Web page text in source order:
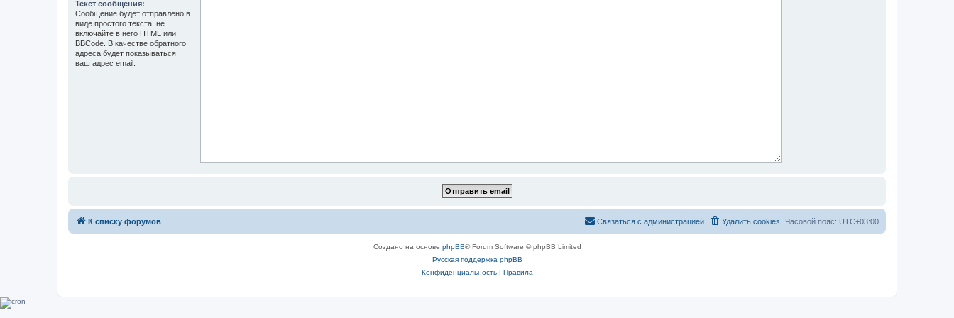
Текст сообщения:
Сообщение будет отправлено в
виде простого текста, не
включайте в него HTML или
BBCode. В качестве обратного
адреса будет показываться
ваш адрес email.
К списку форумов Часовой пояс: UTC+03:00
Удалить cookies
Связаться с администрацией
Создано на основе phpBB® Forum Software © phpBB Limited
Русская поддержка phpBB
Конфиденциальность| Правила